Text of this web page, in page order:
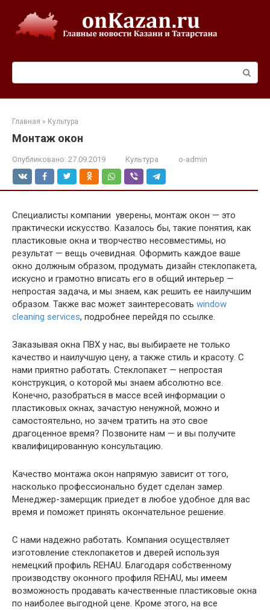
контенту
Главная » Культура
Монтаж окон
Опубликовано: 27.09.2019 Культура o-admin
Специалисты компании уверены, монтаж окон — это
практически искусство. Казалось бы, такие понятия, как
пластиковые окна и творчество несовместимы, но
результат — вещь очевидная. Оформить каждое ваше
окно должным образом, продумать дизайн стеклопакета,
искусно и грамотно вписать его в общий интерьер —
непростая задача, и мы знаем, как решить ее наилучшим
образом. Также вас может заинтересовать window
cleaning services, подробнее перейдя по ссылке.
Заказывая окна ПВХ у нас, вы выбираете не только
качество и наилучшую цену, а также стиль и красоту. С
нами приятно работать. Стеклопакет — непростая
конструкция, о которой мы знаем абсолютно все.
Конечно, разобраться в массе всей информации о
пластиковых окнах, зачастую ненужной, можно и
самостоятельно, но зачем тратить на это свое
драгоценное время? Позвоните нам — и вы получите
квалифицированную консультацию.
Качество монтажа окон напрямую зависит от того,
насколько профессионально будет сделан замер.
Менеджер-замерщик приедет в любое удобное для вас
время и поможет принять окончательное решение.
С нами надежно работать. Компания осуществляет
изготовление стеклопакетов и дверей используя
немецкий профиль REHAU. Благодаря собственному
производству оконного профиля REHAU, мы имеем
возможность продавать качественные пластиковые окна
по наиболее выгодной цене. Кроме этого, на все